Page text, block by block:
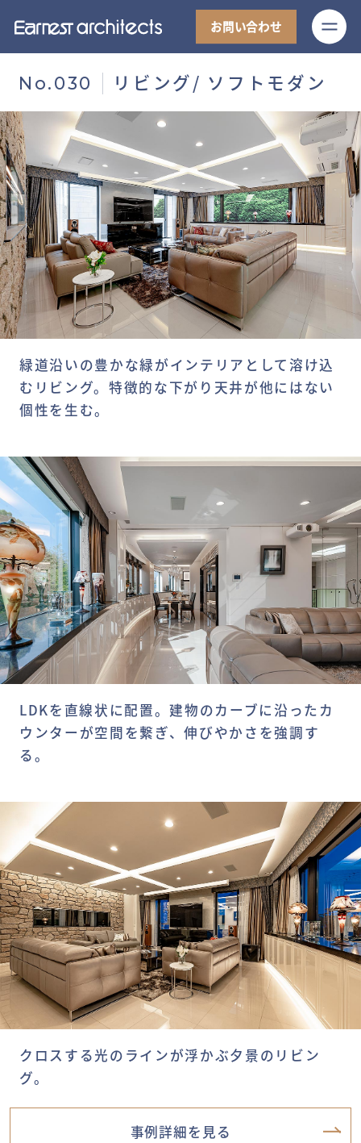
お問い合わせ
No.030 リビング/ ソフトモダン
緑道沿いの豊かな緑がインテリアとして溶け込
むリビング。特徴的な下がり天井が他にはない
個性を生む。
LDKを直線状に配置。建物のカーブに沿ったカ
ウンターが空間を繋ぎ、伸びやかさを強調す
る。
クロスする光のラインが浮かぶ夕景のリビン
グ。
事例詳細を見る